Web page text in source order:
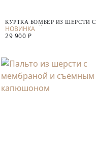
КУРТКА БОМБЕР ИЗ ШЕРСТИ С
МЕМБРАНОЙ
29 900 ₽